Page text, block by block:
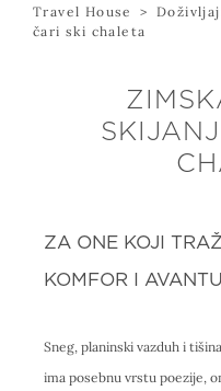
Travel House >
čari ski chaleta
ZA ONE KOJI
KOMFOR I
Sneg, planinski vazduh i
ima posebnu vrstu poezije,